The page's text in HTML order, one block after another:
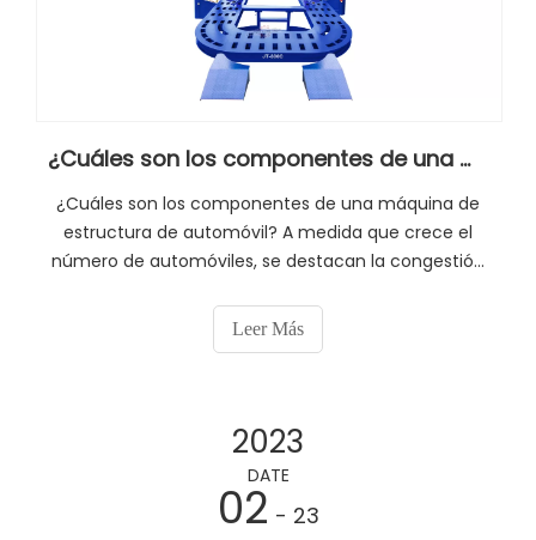
¿Cuáles son los componentes de una máquina de estructura de automóvil?
¿Cuáles son los componentes de una máquina de
estructura de automóvil? A medida que crece el
número de automóviles, se destacan la congestión
de estacionamiento. Especialmente en la ciudad, es
frecuente que se produzcan rasguños, colisiones y
Leer Más
2023
DATE
02 - 23